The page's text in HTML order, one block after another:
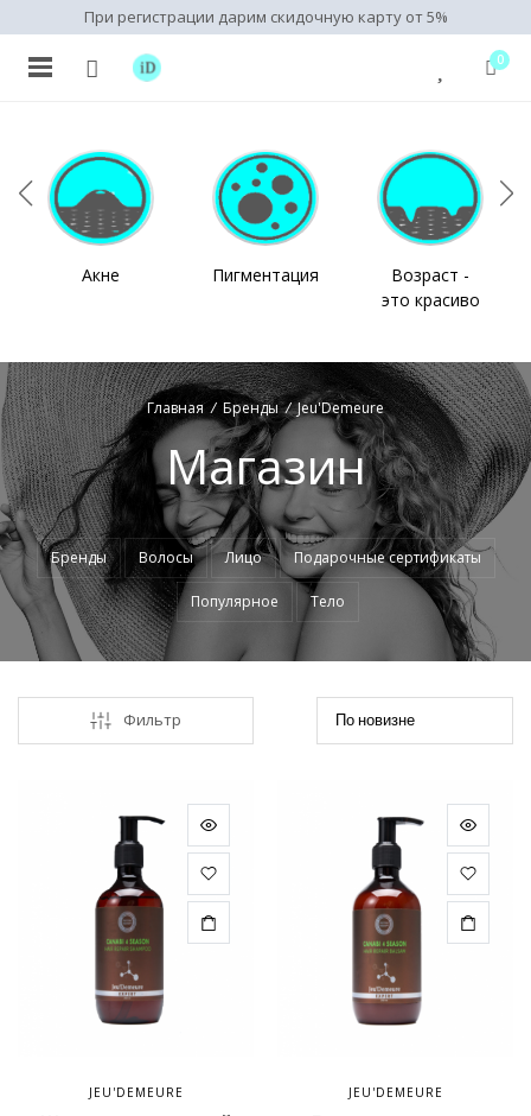
При регистрации дарим скидочную карту от 5%
0
Акне Пигментация
Возраст -
это красиво
Главная / Бренды /Jeu'Demeure
Магазин
Бренды Волосы Лицо Подарочные сертификаты
Популярное Тело
Фильтр
JEU'DEMEURE JEU'DEMEURE